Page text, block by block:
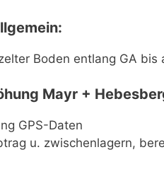
Boden entlang GA
Mayr +
GPS-Daten
u. zwischenlagern,